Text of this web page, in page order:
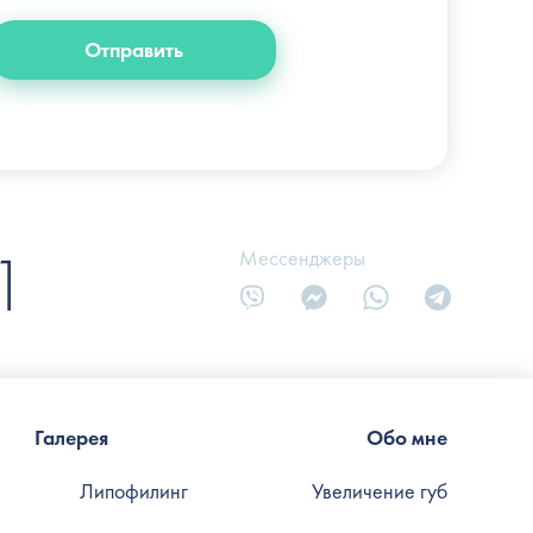
info@slosser.com.ua
Отправить
Мессенджеры
Галерея
Обо мне
Липофилинг Увеличение губ